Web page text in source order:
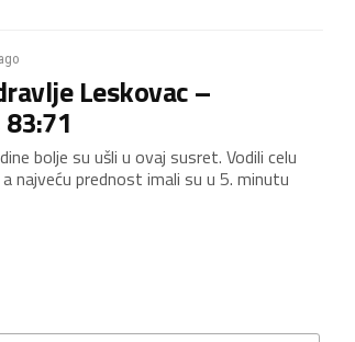
Leskovac –
bolje su ušli u ovaj susret. Vodili celu
najveću prednost imali su u 5. minutu